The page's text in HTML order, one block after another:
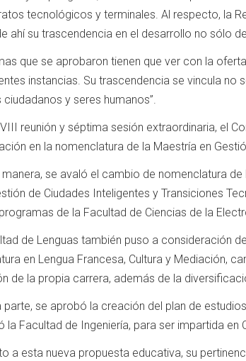
tecnológicos y terminales. Al respecto, la
ahí su trascendencia en el desarrollo no sólo
que se aprobaron tienen que ver con la
instancias. Su trascendencia se vincula no
y seres humanos”.
reunión y séptima sesión extraordinaria, el
en la nomenclatura de la Maestría en
manera, se avaló el cambio de nomenclatura
de Ciudades Inteligentes y Transiciones
de la Facultad de Ciencias de la
de Lenguas también puso a consideración
en Lengua Francesa, Cultura y Mediación,
de la propia carrera, además de la
parte, se aprobó la creación del plan de
la Facultad de Ingeniería, para ser impartida en
a esta nueva propuesta educativa, su